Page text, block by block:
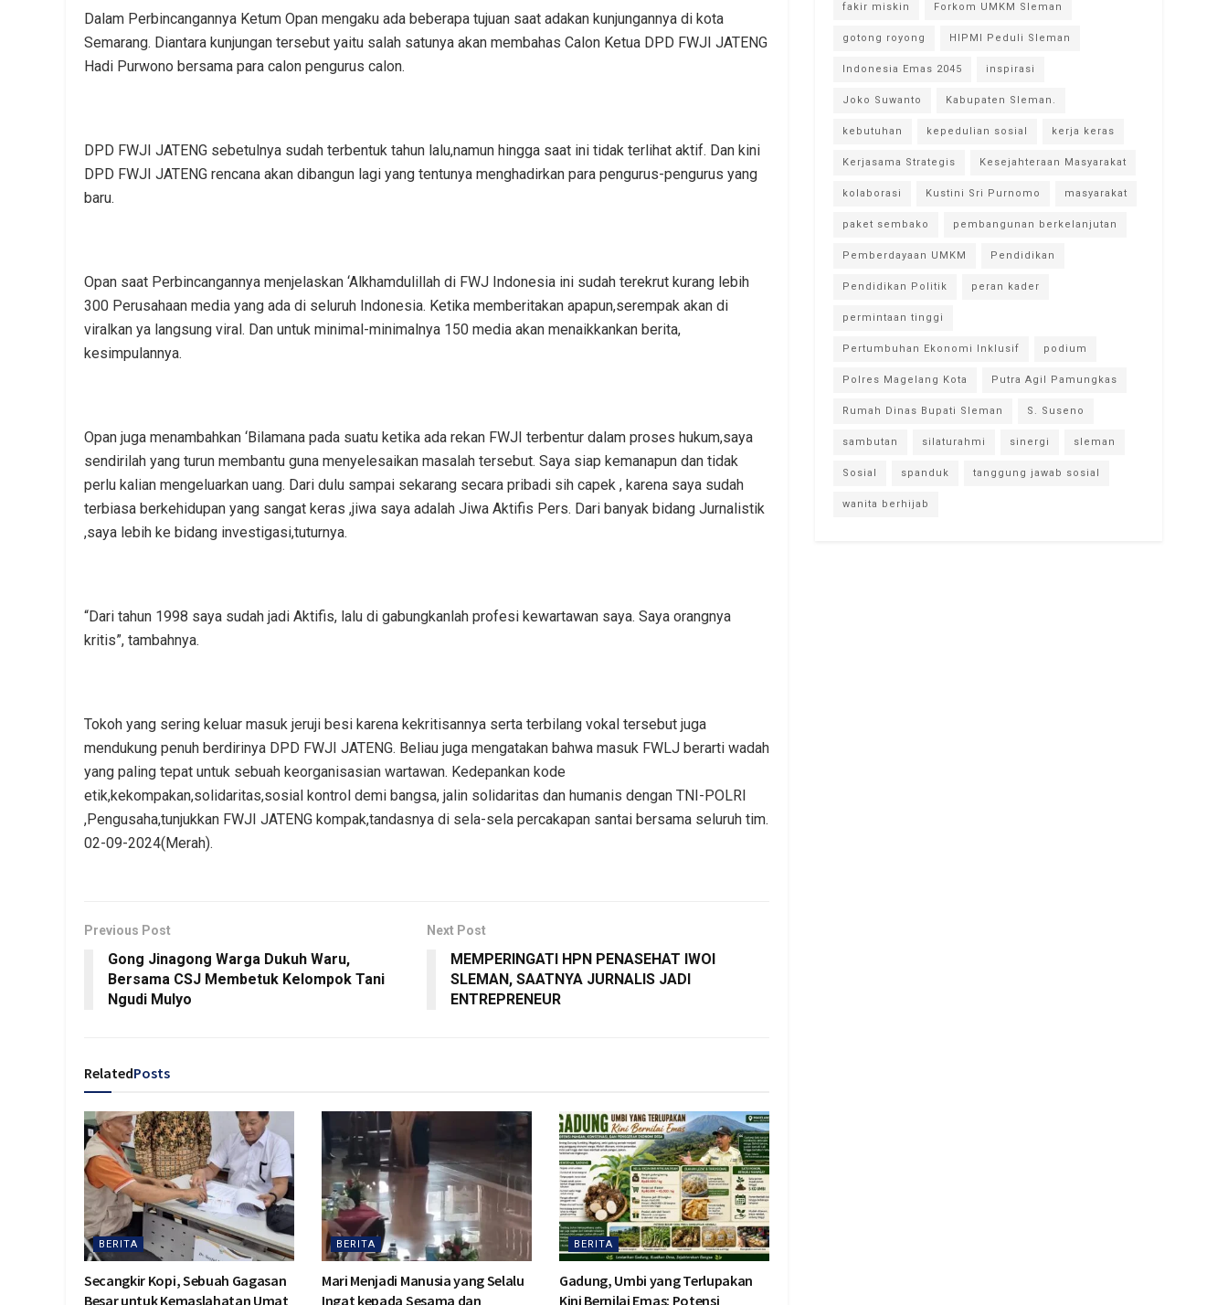
Dalam Perbincangannya Ketum Opan mengaku ada beberapa tujuan saat adakan kunjungannya di kota
Semarang. Diantara kunjungan tersebut yaitu salah satunya akan membahas Calon Ketua DPD FWJI JATENG
Hadi Purwono bersama para calon pengurus calon.
DPD FWJI JATENG sebetulnya sudah terbentuk tahun lalu,namun hingga saat ini tidak terlihat aktif. Dan kini
DPD FWJI JATENG rencana akan dibangun lagi yang tentunya menghadirkan para pengurus-pengurus yang
baru.
Opan saat Perbincangannya menjelaskan ‘Alkhamdulillah di FWJ Indonesia ini sudah terekrut kurang lebih
300 Perusahaan media yang ada di seluruh Indonesia. Ketika memberitakan apapun,serempak akan di
viralkan ya langsung viral. Dan untuk minimal-minimalnya 150 media akan menaikkankan berita,
kesimpulannya.
Opan juga menambahkan ‘Bilamana pada suatu ketika ada rekan FWJI terbentur dalam proses hukum,saya
sendirilah yang turun membantu guna menyelesaikan masalah tersebut. Saya siap kemanapun dan tidak
perlu kalian mengeluarkan uang. Dari dulu sampai sekarang secara pribadi sih capek , karena saya sudah
terbiasa berkehidupan yang sangat keras ,jiwa saya adalah Jiwa Aktifis Pers. Dari banyak bidang Jurnalistik
,saya lebih ke bidang investigasi,tuturnya.
“Dari tahun 1998 saya sudah jadi Aktifis, lalu di gabungkanlah profesi kewartawan saya. Saya orangnya
kritis”, tambahnya.
Tokoh yang sering keluar masuk jeruji besi karena kekritisannya serta terbilang vokal tersebut juga
mendukung penuh berdirinya DPD FWJI JATENG. Beliau juga mengatakan bahwa masuk FWLJ berarti wadah
yang paling tepat untuk sebuah keorganisasian wartawan. Kedepankan kode
etik,kekompakan,solidaritas,sosial kontrol demi bangsa, jalin solidaritas dan humanis dengan TNI-POLRI
,Pengusaha,tunjukkan FWJI JATENG kompak,tandasnya di sela-sela percakapan santai bersama seluruh tim.
02-09-2024(Merah).
Previous Post
Gong Jinagong Warga Dukuh Waru,
Bersama CSJ Membetuk Kelompok Tani
Ngudi Mulyo
Next Post
MEMPERINGATI HPN PENASEHAT IWOI
SLEMAN, SAATNYA JURNALIS JADI
ENTREPRENEUR
RelatedPosts
BERITA
Secangkir Kopi, Sebuah Gagasan
Besar untuk Kemaslahatan Umat
BERITA
Mari Menjadi Manusia yang Selalu
Ingat kepada Sesama dan
BERITA
Gadung, Umbi yang Terlupakan
Kini Bernilai Emas: Potensi
fakir miskin Forkom UMKM Sleman
gotong royong HIPMI Peduli Sleman
Indonesia Emas 2045 inspirasi
Joko Suwanto Kabupaten Sleman.
kebutuhan kepedulian sosial kerja keras
Kerjasama Strategis Kesejahteraan Masyarakat
kolaborasi Kustini Sri Purnomo masyarakat
paket sembako pembangunan berkelanjutan
Pemberdayaan UMKM Pendidikan
Pendidikan Politik peran kader
permintaan tinggi
Pertumbuhan Ekonomi Inklusif podium
Polres Magelang Kota Putra Agil Pamungkas
Rumah Dinas Bupati Sleman S. Suseno
sambutan silaturahmi sinergi sleman
Sosial spanduk tanggung jawab sosial
wanita berhijab